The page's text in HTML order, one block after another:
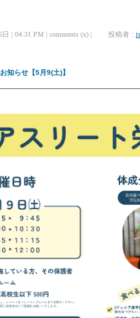
日 | 04:31 PM | comments (x) | 投稿者 :
知らせ【5月9(土)】